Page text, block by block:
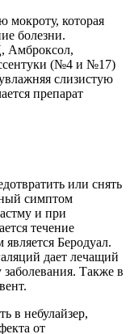
мокроту, которая
болезни.
Амброксол,
(№4 и №17)
слизистую
препарат
или снять
симптом
и при
течение
Беродуал.
дает лечащий
Также в
в небулайзер,
от